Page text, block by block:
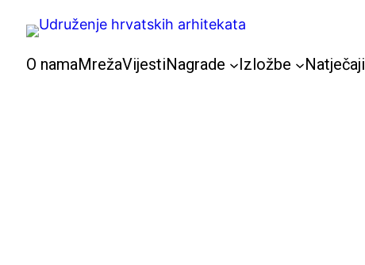
Skoči
sadržaja
O namaMrežaVijestiNagrade Izložbe Natječaji